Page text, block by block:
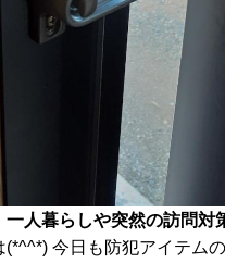
暮らしや突然の訪問対
(*^^*) 今日も防犯アイテム